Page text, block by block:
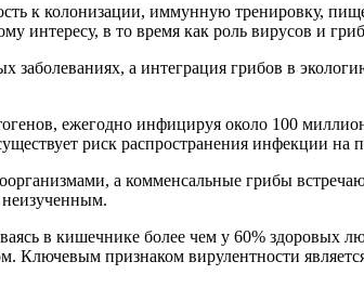
к колонизации, иммунную тренировку,
интересу, в то время как роль вирусов и
а интеграция грибов в
ежегодно инфицируя около 100
риск распространения инфекции на
а комменсальные грибы
неизученным.
в кишечнике более чем у 60%
Ключевым признаком вирулентности